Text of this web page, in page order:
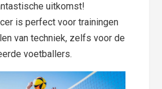
uitkomst!
is perfect voor trainingen
van techniek, zelfs voor de
voetballers.